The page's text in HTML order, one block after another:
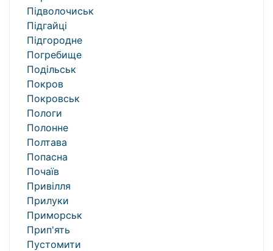
Підволочиськ
Підгайці
Підгородне
Погребище
Подільськ
Покров
Покровськ
Пологи
Полонне
Полтава
Попасна
Почаїв
Привілля
Прилуки
Приморськ
Прип'ять
Пустомити